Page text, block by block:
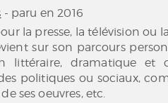
- paru en 2016
la presse, la télévision ou
sur son parcours
littéraire, dramatique et
politiques ou sociaux,
ses oeuvres, etc.